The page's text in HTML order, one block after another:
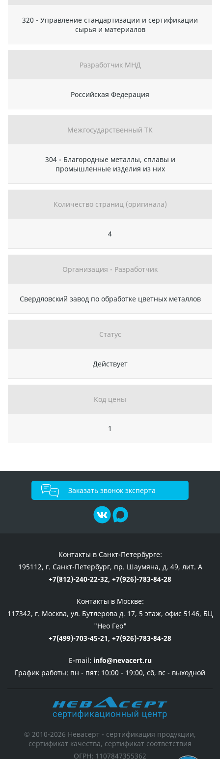
320 - Управление стандартизации и сертификации
сырья и материалов
Разработчик МНД
Российская Федерация
Межгосударственный ТК
304 - Благородные металлы, сплавы и
промышленные изделия из них
Количество страниц (оригинала)
4
Организация - Разработчик
Свердловский завод по обработке цветных металлов
Статус
Действует
Код цены
1
Заказать звонок эксперта
Контакты в Санкт-Петербурге:
195112, г. Санкт-Петербург, пр. Шаумяна, д. 49, лит. А
+7(812)-240-22-32, +7(926)-783-84-28
Контакты в Москве:
117342, г. Москва, ул. Бутлерова д. 17, 5 этаж, офис 5146, БЦ
"Нео Гео"
+7(499)-703-45-21, +7(926)-783-84-28
E-mail: info@nevacert.ru
График работы: пн - пят: 10:00 - 19:00, сб, вс - выходной
© 2010-2026 Невасерт - сертификация продукции,
сертификат качества, сертификат соответствия
ОГРН: 1107847355362